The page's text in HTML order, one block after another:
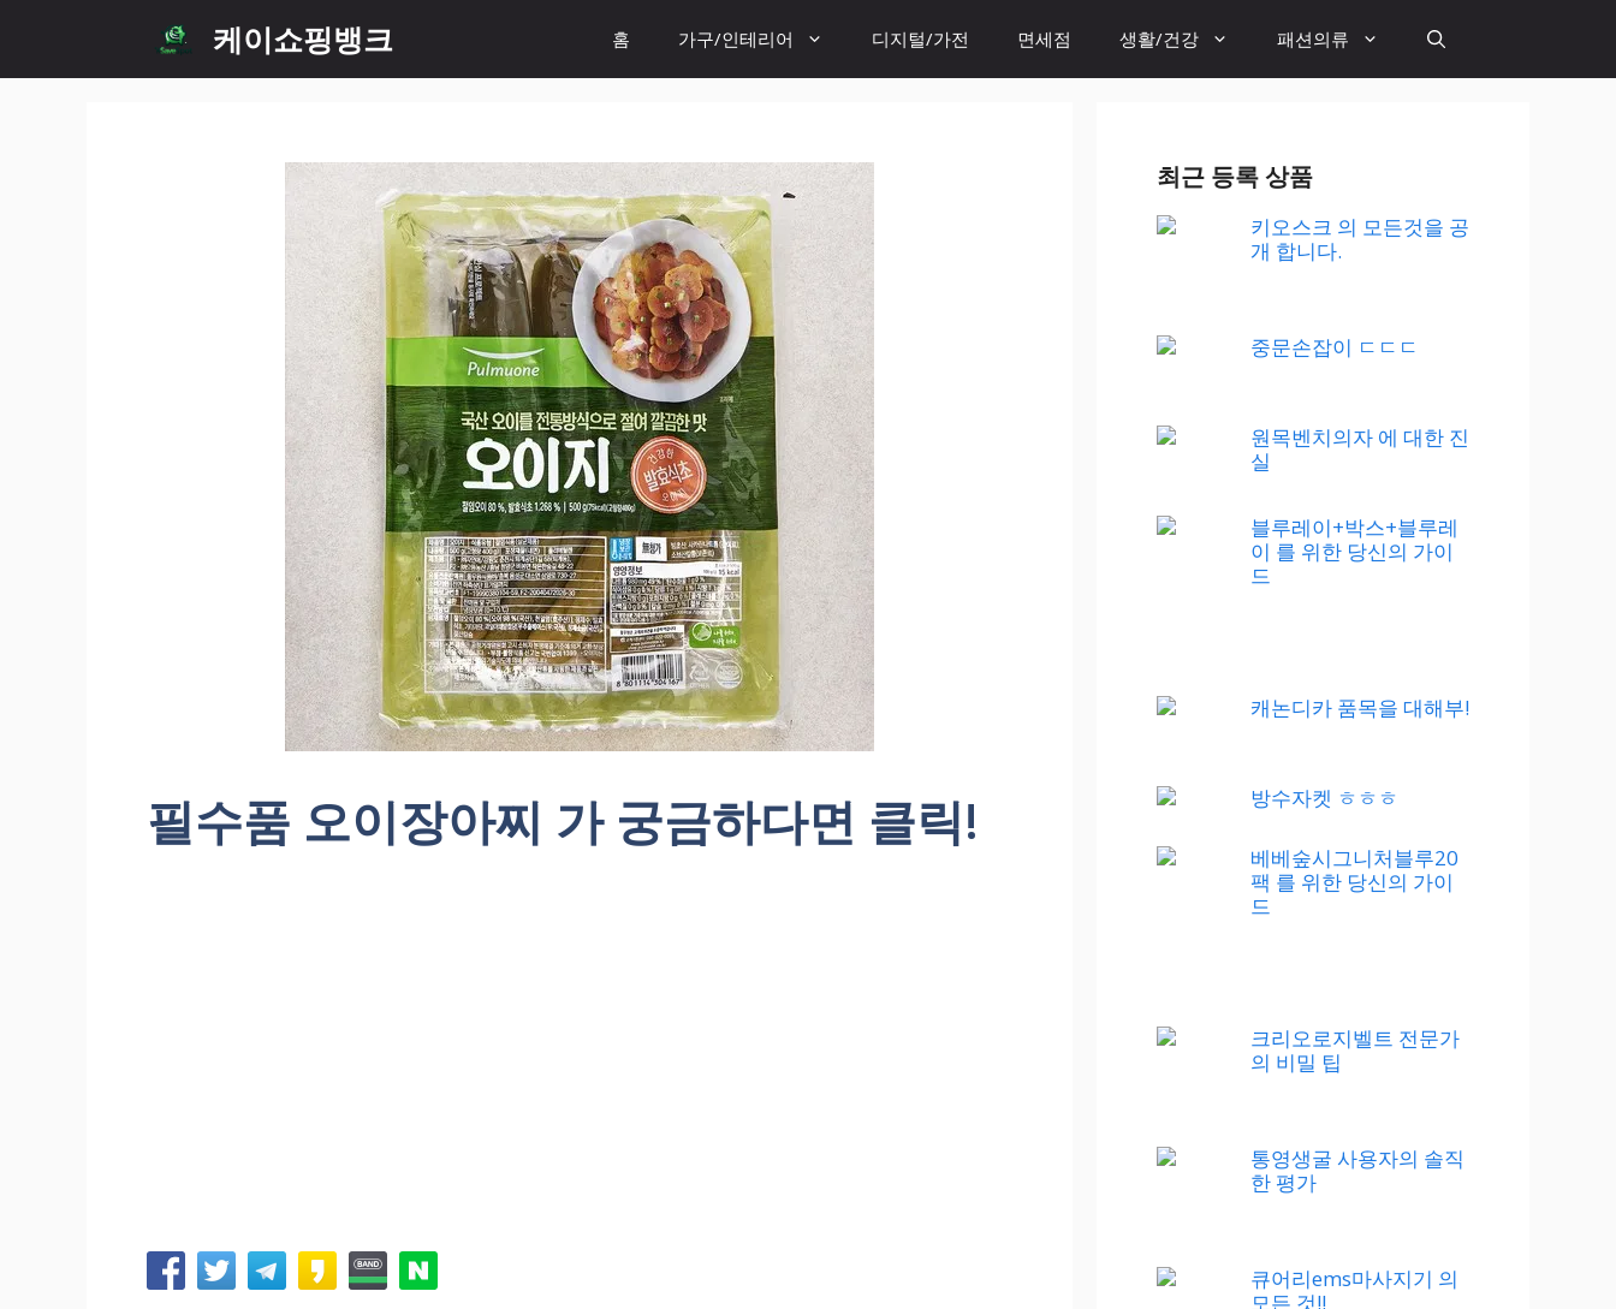
content
케이쇼핑뱅크 홈 가구/인테리어 디지털/가전 면세점 생활/건강 패션의류
필수품 오이장아찌 가 궁금하다면 클릭!
최근 등록 상품
키오스크 의 모든것을 공
개 합니다.
중문손잡이 ㄷㄷㄷ
원목벤치의자 에 대한 진
실
블루레이+박스+블루레
이 를 위한 당신의 가이
드
캐논디카 품목을 대해부!
방수자켓 ㅎㅎㅎ
베베숲시그니처블루20
팩 를 위한 당신의 가이
드
크리오로지벨트 전문가
의 비밀 팁
통영생굴 사용자의 솔직
한 평가
큐어리ems마사지기 의
모든 것!!